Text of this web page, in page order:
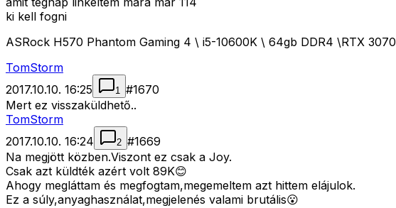
ki kell fogni
ASRock H570 Phantom Gaming 4 \ i5-10600K \ 64gb DDR4 \RTX 3070
TomStorm
2017.10.10. 16:25
1 #1670
Mert ez visszaküldhető..
TomStorm
2017.10.10. 16:24
2 #1669
Na megjött közben.Viszont ez csak a Joy.
Csak azt küldték azért volt 89K😊
Ahogy megláttam és megfogtam,megemeltem azt hittem elájulok.
Ez a súly,anyaghasználat,megjelenés valami brutális😮